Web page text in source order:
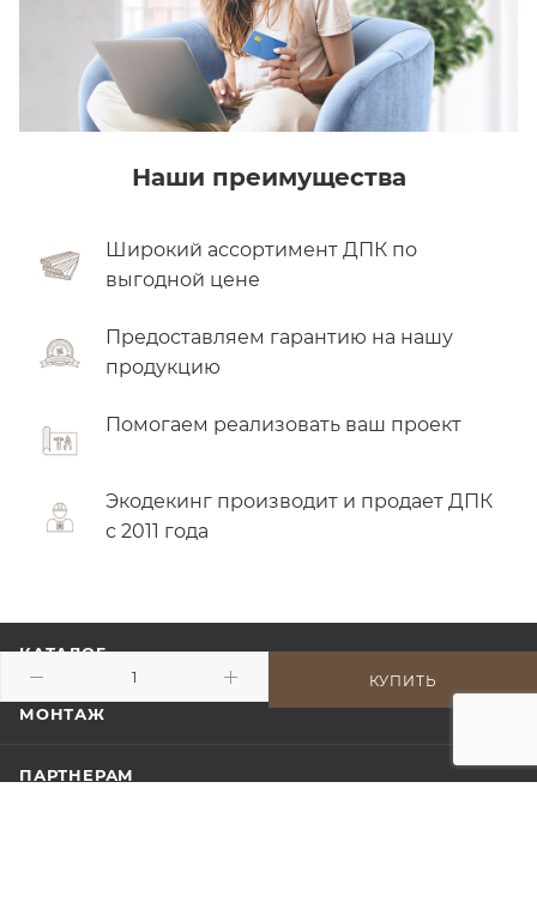
КУПИТЬ
Наши преимущества
Широкий ассортимент ДПК по
выгодной цене
Предоставляем гарантию на нашу
продукцию
Помогаем реализовать ваш проект
Экодекинг производит и продает ДПК
с 2011 года
КАТАЛОГ
МОНТАЖ
ПАРТНЕРАМ